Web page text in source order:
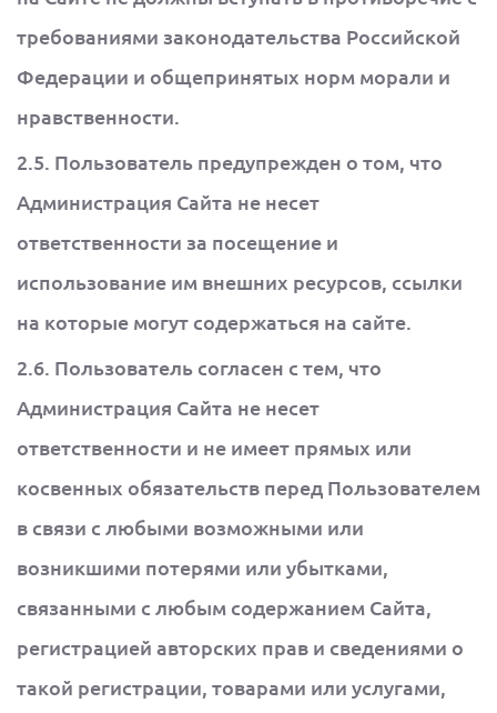
требованиями законодательства Российской
Федерации и общепринятых норм морали и
нравственности.
2.5. Пользователь предупрежден о том, что
Администрация Сайта не несет
ответственности за посещение и
использование им внешних ресурсов, ссылки
на которые могут содержаться на сайте.
2.6. Пользователь согласен с тем, что
Администрация Сайта не несет
ответственности и не имеет прямых или
косвенных обязательств перед Пользователем
в связи с любыми возможными или
возникшими потерями или убытками,
связанными с любым содержанием Сайта,
регистрацией авторских прав и сведениями о
такой регистрации, товарами или услугами,